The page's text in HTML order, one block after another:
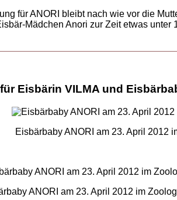
für ANORI bleibt nach wie vor die
Mädchen Anori zur Zeit etwas unter
Eisbärin VILMA und
Eisbärbaby ANORI am 23. April 2012
ANORI am 23. April 2012 im